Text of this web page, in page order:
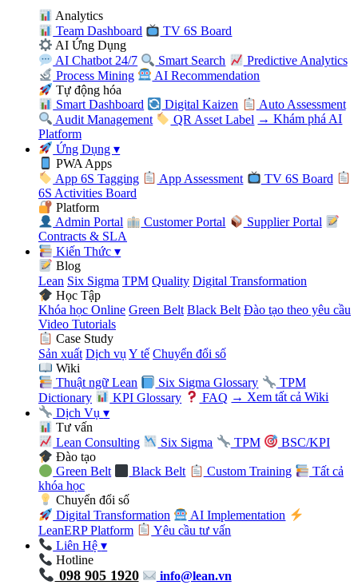
Analytics
Team Dashboard
TV 6S Board
AI Ứng Dụng
AI Chatbot 24/7
Smart Search
Predictive Analytics
Process Mining
AI Recommendation
Tự động hóa
Smart Dashboard
Digital Kaizen
Auto Assessment
Audit Management
QR Asset Label → Khám phá AI
Platform
Ứng Dụng▾
PWA Apps
App 6S Tagging
App Assessment
TV 6S Board
6S Activities Board
Platform
Admin Portal
Customer Portal
Supplier Portal
Contracts & SLA
Kiến Thức▾
Blog
Lean Six Sigma TPM Quality Digital Transformation
Học Tập
Khóa học Online Green Belt Black Belt Đào tạo theo yêu cầu
Video Tutorials
Case Study
Sản xuất Dịch vụ Y tế Chuyển đổi số
Wiki
Thuật ngữ Lean
Six Sigma Glossary
TPM
Dictionary
KPI Glossary FAQ → Xem tất cả Wiki
Dịch Vụ▾
Tư vấn
Lean Consulting
Six Sigma TPM
BSC/KPI
Đào tạo
Green Belt
Black Belt Custom Training
Tất cả
khóa học
Chuyển đổi số
Digital Transformation
AI Implementation
LeanERP Platform
Yêu cầu tư vấn
Liên Hệ▾
Hotline
098 905 1920
info@lean.vn